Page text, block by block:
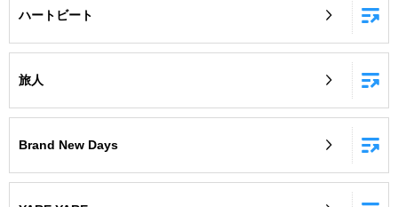
自宅でカラオケ歌い放題！
ハートビート
旅人
Brand New Days